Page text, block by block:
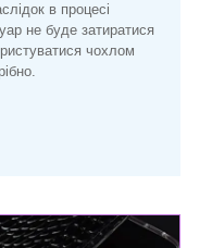
в процесі
не буде затиратися
чохлом